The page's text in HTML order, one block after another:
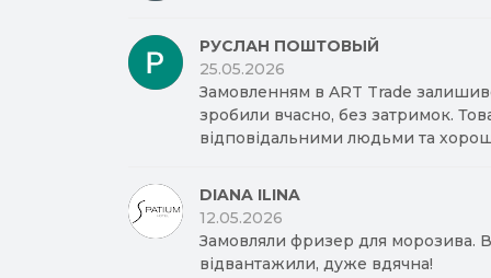
РУСЛАН ПОШТОВЫЙ
25.05.2026
Замовленням в ART Trade
зробили вчасно, без затримок.
відповідальними людьми та
DIANA ILINA
12.05.2026
Замовляли фризер для морозива.
відвантажили, дуже вдячна!